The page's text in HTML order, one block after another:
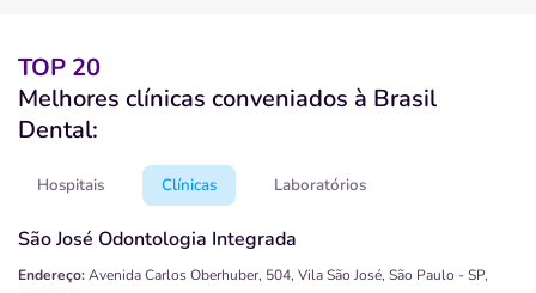
TOP 20
Melhores clínicas conveniados à Brasil
Dental:
Hospitais Clínicas Laboratórios
São José Odontologia Integrada
Endereço:Avenida Carlos Oberhuber, 504, Vila São José, São Paulo - SP,